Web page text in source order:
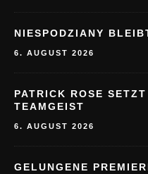
NIESPODZIANY
6. AUGUST 2026
PATRICK ROSE
TEAMGEIST
6. AUGUST 2026
GELUNGENE